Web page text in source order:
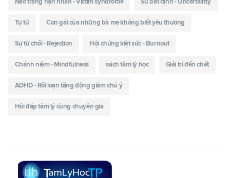
Não trạng nạn nhân - Victim syndrome Sự bất định - Uncertainty
Tự tử Con gái của những bà mẹ không biết yêu thương
Sự từ chối - Rejection Hội chứng kiệt sức - Burnout
Chánh niệm - Mindfulness sách tâm lý học Giải trí đến chết
ADHD - Rối loạn tăng động giảm chú ý
Hỏi đáp tâm lý cùng chuyên gia